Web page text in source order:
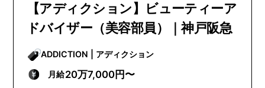
【アディクション】ビューティーア
ドバイザー（美容部員）｜神戸阪急
ADDICTION | アディクション
月給20万7,000円〜